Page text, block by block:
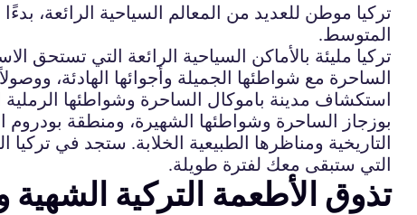
تركيا موطن للعديد من المعالم السياحية الرائعة،
المتوسط.
تركيا مليئة بالأماكن السياحية الرائعة التي تستحق
الساحرة مع شواطئها الجميلة وأجوائها الهادئة،
استكشاف مدينة باموكال الساحرة وشواطئها الرملية
بوزجاز الساحرة وشواطئها الشهيرة، ومنطقة بودروم
التاريخية ومناظرها الطبيعية الخلابة. ستجد في
التي ستبقى معك لفترة طويلة.
تذوق الأطعمة التركية الشهية